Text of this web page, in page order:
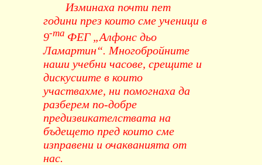
Изминаха почти пет
години през които сме ученици в
9-та ФЕГ „Алфонс дьо
Ламартин“. Многобройните
наши учебни часове, срещите и
дискусиите в които
участвахме, ни помогнаха да
разберем по-добре
предизвикателствата на
бъдещето пред които сме
изправени и очакванията от
нас.